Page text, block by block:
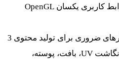
پلت فرم های متقاطع با رابط کاربری یکسان OpenGL
ارائه طیف وسیعی از ابزارهای ضروری برای تولید محتوی 3
بعدی شامل: مدل سازی، نگاشت UV، بافت، پوسته،